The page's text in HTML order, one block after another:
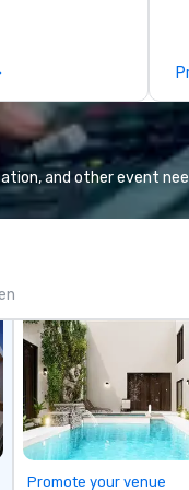
and other event
Promote your venue